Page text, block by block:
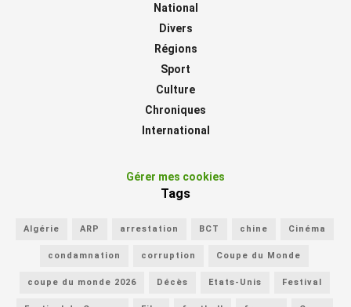
National
Divers
Régions
Sport
Culture
Chroniques
International
Gérer mes cookies
Tags
Algérie ARP arrestation BCT chine Cinéma
condamnation corruption Coupe du Monde
coupe du monde 2026 Décès Etats-Unis Festival